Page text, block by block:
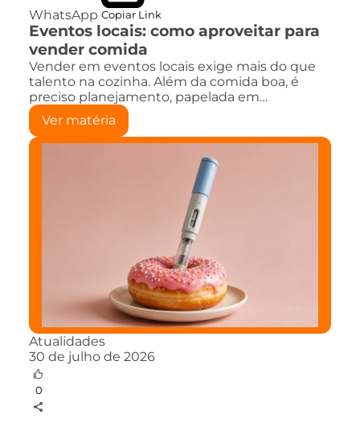
WhatsApp Copiar Link
Eventos locais: como aproveitar para
vender comida
Vender em eventos locais exige mais do que
talento na cozinha. Além da comida boa, é
preciso planejamento, papelada em…
Ver matéria
Atualidades
30 de julho de 2026
0